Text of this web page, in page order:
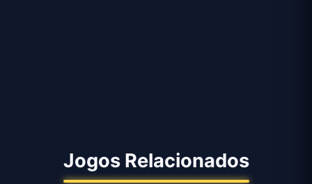
Jogos Relacionados